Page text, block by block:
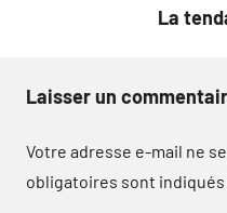
La
Laisser un
Votre adresse e-mail ne
obligatoires sont indiqués